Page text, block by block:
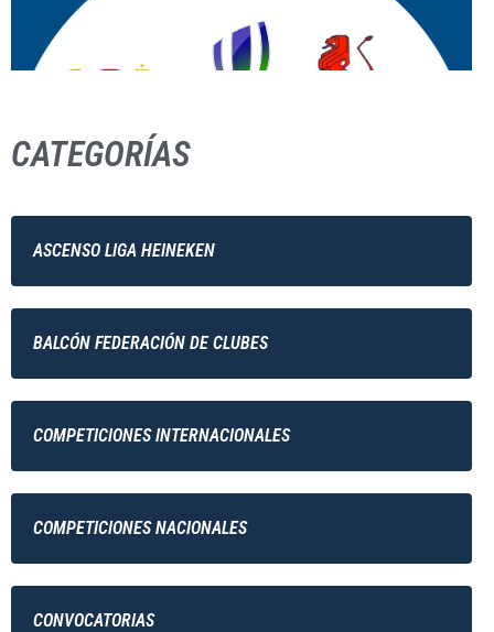
CATEGORÍAS
ASCENSO LIGA HEINEKEN
BALCÓN FEDERACIÓN DE CLUBES
COMPETICIONES INTERNACIONALES
COMPETICIONES NACIONALES
CONVOCATORIAS